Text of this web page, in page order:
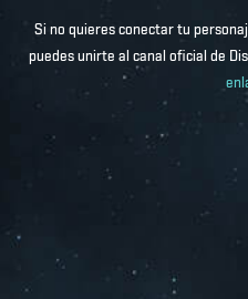
Si no quieres conectar tu
puedes unirte al canal oficial de